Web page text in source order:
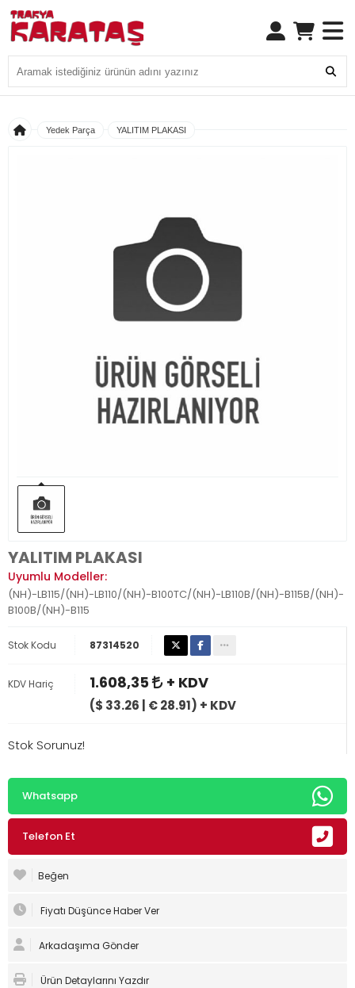
Yedek Parça YALITIM PLAKASI
YALITIM PLAKASI
Uyumlu Modeller:
(NH)-LB115/(NH)-LB110/(NH)-B100TC/(NH)-LB110B/(NH)-B115B/(NH)-
B100B/(NH)-B115
Stok Kodu 87314520
KDV Hariç 1.608,35 + KDV
($ 33.26 | € 28.91) + KDV
Stok Sorunuz!
Whatsapp
Telefon Et
Beğen
Fiyatı Düşünce Haber Ver
Arkadaşıma Gönder
Ürün Detaylarını Yazdır